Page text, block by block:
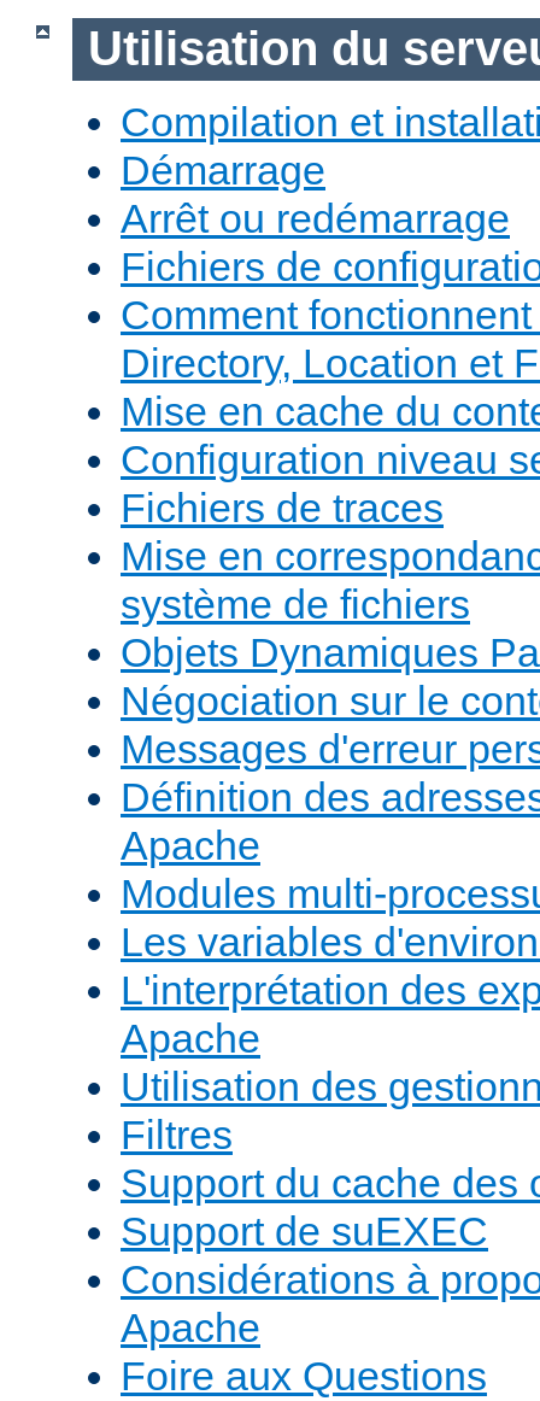
Utilisation du
Compilation et
Démarrage
Arrêt ou redémarrage
Fichiers de
Comment
Directory, Location et
Mise en cache du
Configuration niveau
Fichiers de traces
Mise en
système de fichiers
Objets Dynamiques
Négociation sur le
Messages d'erreur
Définition des
Apache
Modules multi-
Les variables
L'interprétation des
Apache
Utilisation des
Filtres
Support du cache des
Support de suEXEC
Considérations à
Apache
Foire aux Questions